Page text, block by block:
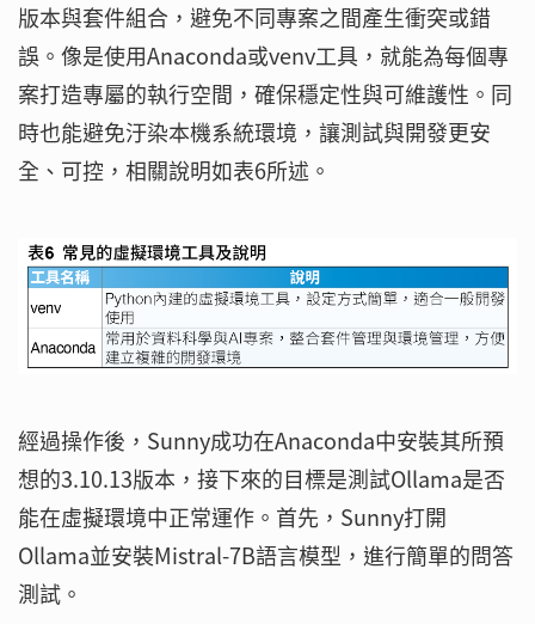
版本與套件組合，避免不同專案之間產生衝突或錯
誤。像是使用Anaconda或venv工具，就能為每個專
案打造專屬的執行空間，確保穩定性與可維護性。同
時也能避免汙染本機系統環境，讓測試與開發更安
全、可控，相關說明如表6所述。
經過操作後，Sunny成功在Anaconda中安裝其所預
想的3.10.13版本，接下來的目標是測試Ollama是否
能在虛擬環境中正常運作。首先，Sunny打開
Ollama並安裝Mistral-7B語言模型，進行簡單的問答
測試。